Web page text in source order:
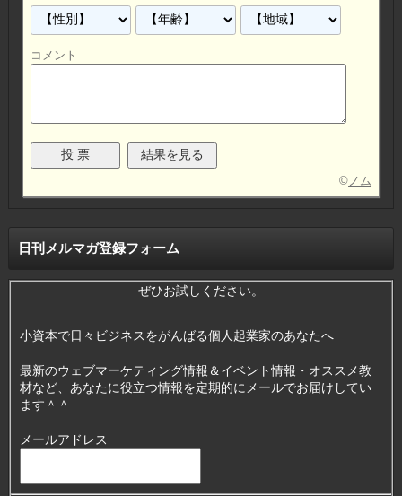
コメント
© ノム
日刊メルマガ登録フォーム
ぜひお試しください。
小資本で日々ビジネスをがんばる個人起業家のあなたへ
最新のウェブマーケティング情報＆イベント情報・オススメ教
材など、あなたに役立つ情報を定期的にメールでお届けしてい
ます＾＾
メールアドレス